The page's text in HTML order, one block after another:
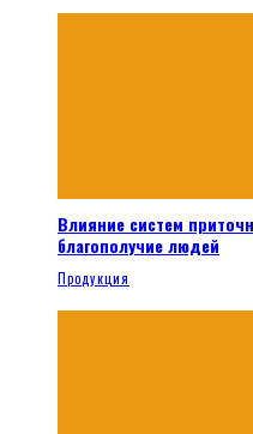
Влияние систем
благополучие людей
Продукция